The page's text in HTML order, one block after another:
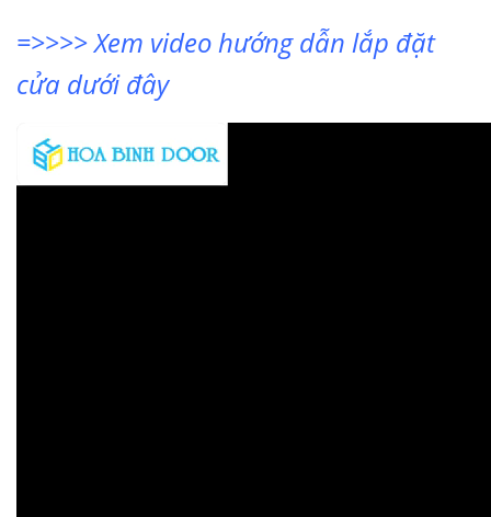
=>>>> Xem video hướng dẫn lắp đặt
cửa dưới đây